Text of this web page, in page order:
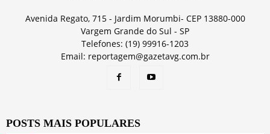
Avenida Regato, 715 - Jardim Morumbi- CEP 13880-000
Vargem Grande do Sul - SP
Telefones: (19) 99916-1203
Email: reportagem@gazetavg.com.br
POSTS MAIS POPULARES